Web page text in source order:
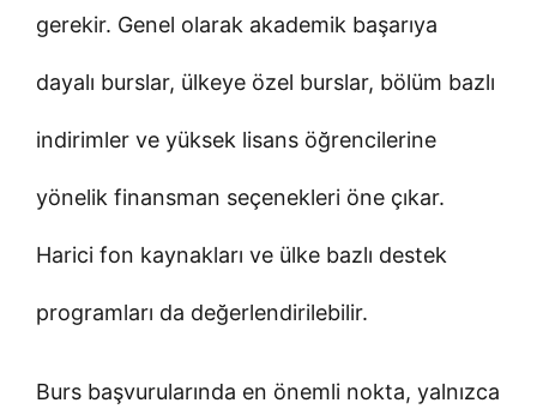
gerekir. Genel olarak akademik başarıya
dayalı burslar, ülkeye özel burslar, bölüm bazlı
indirimler ve yüksek lisans öğrencilerine
yönelik finansman seçenekleri öne çıkar.
Harici fon kaynakları ve ülke bazlı destek
programları da değerlendirilebilir.
Burs başvurularında en önemli nokta, yalnızca